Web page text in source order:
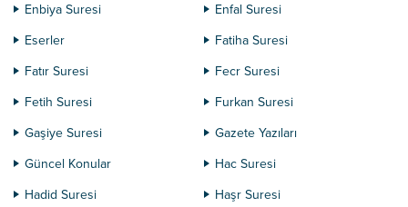
Enbiya Suresi
Enfal Suresi
Eserler
Fatiha Suresi
Fatır Suresi
Fecr Suresi
Fetih Suresi
Furkan Suresi
Gaşiye Suresi
Gazete Yazıları
Güncel Konular
Hac Suresi
Hadid Suresi
Haşr Suresi